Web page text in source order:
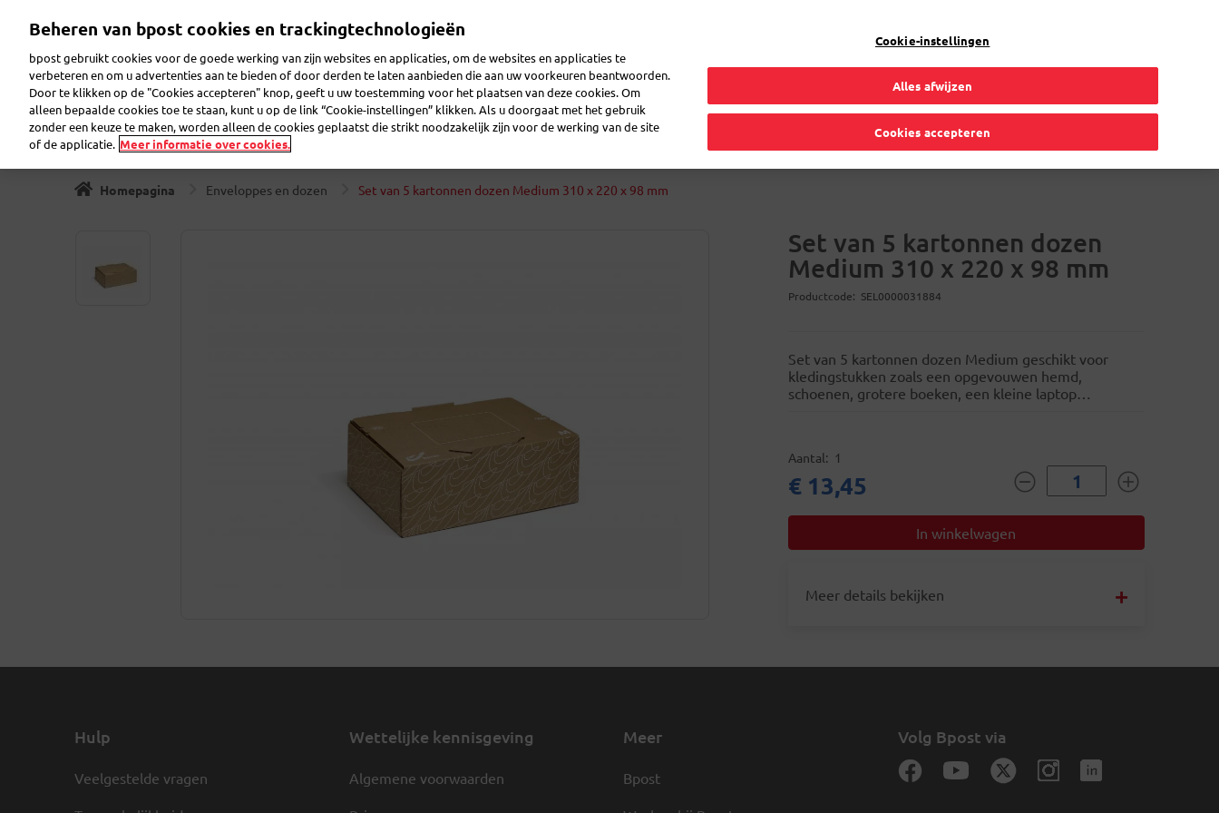
inhoud
Zoeken
Mijn account
Postzegels Verzamelaar Wenskaarten Verzendetiketten voor pakjes Enveloppes en dozen Atomaschriften Verhuis Volmachtkaart Online oplossingen
Homepagina Enveloppes en dozen Set van 5 kartonnen dozen Medium 310 x 220 x 98 mm
Set van 5 kartonnen dozen
Medium 310 x 220 x 98 mm
Productcode SEL0000031884
Set van 5 kartonnen dozen Medium geschikt voor
kledingstukken zoals een opgevouwen hemd,
schoenen, grotere boeken, een kleine laptop…
Aantal 1
€ 13,45
Meer details bekijken
Hulp
Veelgestelde vragen
Wettelijke kennisgeving
Algemene voorwaarden
Meer
Bpost
Volg Bpost via
Beheren van bpost cookies en trackingtechnologieën
bpost gebruikt cookies voor de goede werking van zijn websites en applicaties, om de websites en applicaties te
verbeteren en om u advertenties aan te bieden of door derden te laten aanbieden die aan uw voorkeuren beantwoorden.
Door te klikken op de "Cookies accepteren" knop, geeft u uw toestemming voor het plaatsen van deze cookies. Om
alleen bepaalde cookies toe te staan, kunt u op de link “Cookie-instellingen” klikken. Als u doorgaat met het gebruik
zonder een keuze te maken, worden alleen de cookies geplaatst die strikt noodzakelijk zijn voor de werking van de site
of de applicatie. Meer informatie over cookies.
Cookie-instellingen
Alles afwijzen
Cookies accepteren